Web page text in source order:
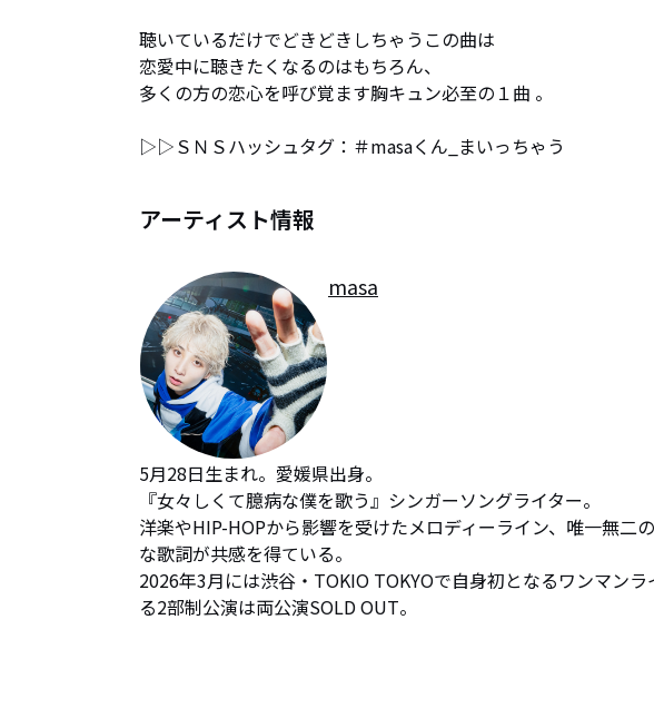
聴いているだけでどきどきしちゃうこの曲は
恋愛中に聴きたくなるのはもちろん、
多くの方の恋心を呼び覚ます胸キュン必至の１曲 。
▷▷ＳＮＳハッシュタグ：＃masaくん_まいっちゃう
アーティスト情報
masa
5月28日生まれ。愛媛県出身。
『女々しくて臆病な僕を歌う』シンガーソングライター。
洋楽やHIP-HOPから影響を受けたメロディーライン、唯一無二
な歌詞が共感を得ている。
2026年3月には渋谷・TOKIO TOKYOで自身初となるワンマン
る2部制公演は両公演SOLD OUT。